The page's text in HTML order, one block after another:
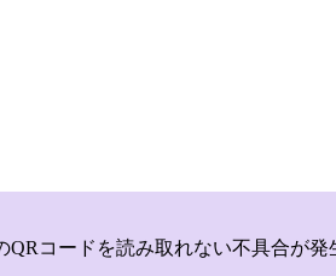
QRコードを読み取れない不具合が